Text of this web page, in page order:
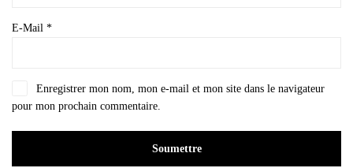
E-Mail *
Enregistrer mon nom, mon e-mail et mon site dans le navigateur
pour mon prochain commentaire.